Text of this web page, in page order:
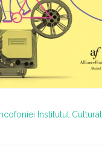
Institutul Cultural